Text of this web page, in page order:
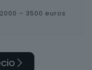
2000 – 3500 euros